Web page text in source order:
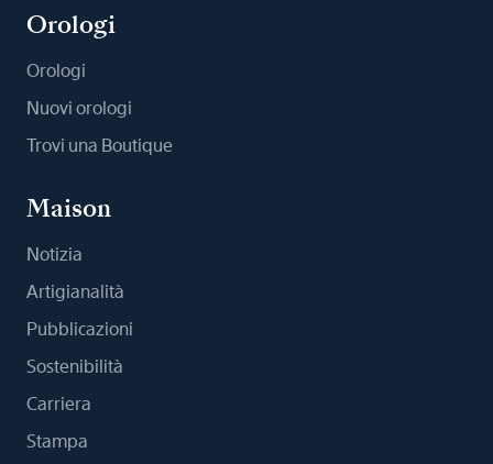
Orologi
Orologi
Nuovi orologi
Trovi una Boutique
Maison
Notizia
Artigianalità
Pubblicazioni
Sostenibilità
Carriera
Stampa